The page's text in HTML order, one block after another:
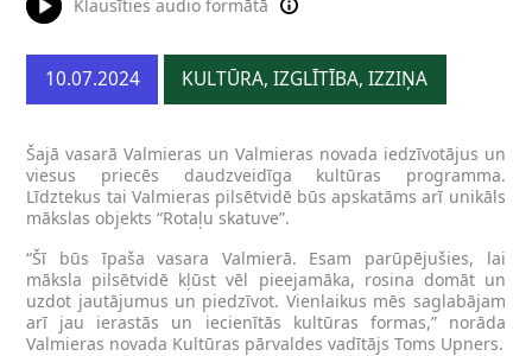
Klausīties audio formātā
10.07.2024 KULTŪRA, IZGLĪTĪBA, IZZIŅA
Šajā vasarā Valmieras un Valmieras novada iedzīvotājus un
viesus priecēs daudzveidīga kultūras programma.
Līdztekus tai Valmieras pilsētvidē būs apskatāms arī unikāls
mākslas objekts “Rotaļu skatuve”.
“Šī būs īpaša vasara Valmierā. Esam parūpējušies, lai
māksla pilsētvidē kļūst vēl pieejamāka, rosina domāt un
uzdot jautājumus un piedzīvot. Vienlaikus mēs saglabājam
arī jau ierastās un iecienītās kultūras formas,” norāda
Valmieras novada Kultūras pārvaldes vadītājs Toms Upners.